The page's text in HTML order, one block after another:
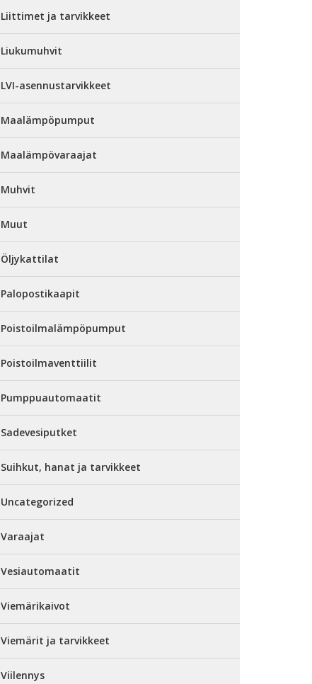
Liittimet ja tarvikkeet
Liukumuhvit
LVI-asennustarvikkeet
Maalämpöpumput
Maalämpövaraajat
Muhvit
Muut
Öljykattilat
Palopostikaapit
Poistoilmalämpöpumput
Poistoilmaventtiilit
Pumppuautomaatit
Sadevesiputket
Suihkut, hanat ja tarvikkeet
Uncategorized
Varaajat
Vesiautomaatit
Viemärikaivot
Viemärit ja tarvikkeet
Viilennys